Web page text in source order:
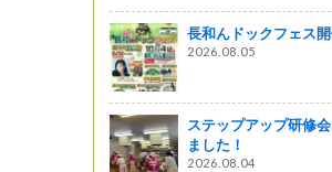
長和んドックフェス開
2026.08.05
ステップアップ研修
ました！
2026.08.04